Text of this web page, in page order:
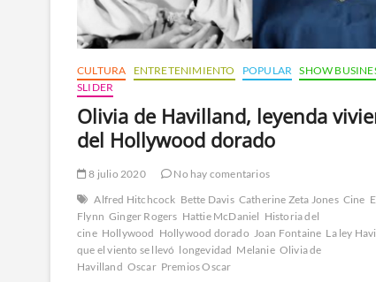
CULTURA ENTRETENIMIENTO POPULAR
SHOW
SLIDER
Olivia de Havilland, leyenda
del Hollywood dorado
8 julio 2020
No hay comentarios
Alfred Hitchcock Bette Davis Catherine Zeta Jones Cine
Flynn Ginger Rogers Hattie McDaniel Historia del
cine Hollywood Hollywood dorado Joan Fontaine La ley
que el viento se llevó longevidad Melanie Olivia de
Havilland Oscar Premios Oscar